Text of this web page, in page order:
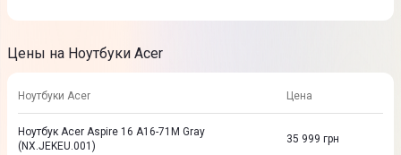
Цены на Ноутбуки Acer
Ноутбуки Acer Цена
Ноутбук Acer Aspire 16 A16-71M Gray
(NX.JEKEU.001)
35 999 грн